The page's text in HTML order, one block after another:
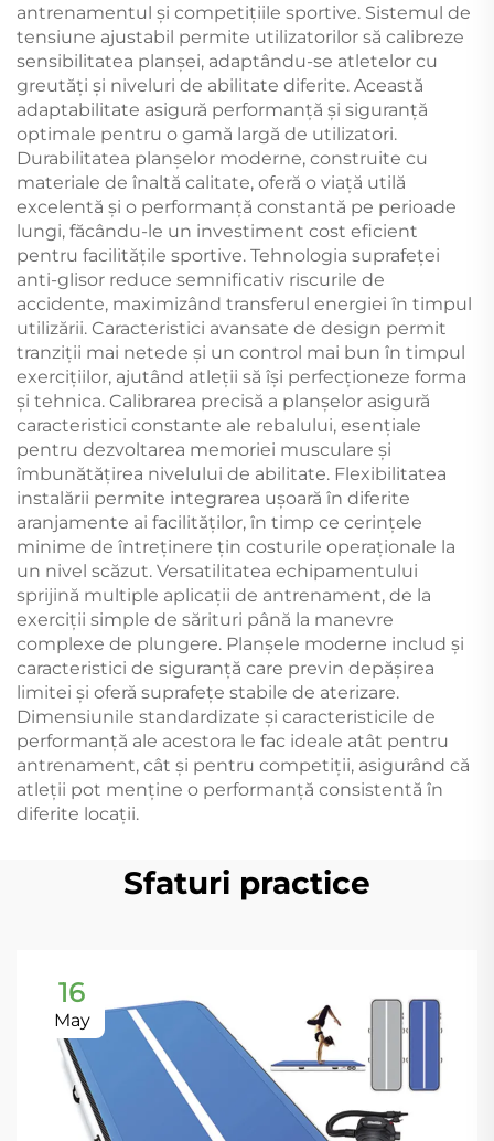
antrenamentul și competițiile sportive. Sistemul de
tensiune ajustabil permite utilizatorilor să calibreze
sensibilitatea planșei, adaptându-se atletelor cu
greutăți și niveluri de abilitate diferite. Această
adaptabilitate asigură performanță și siguranță
optimale pentru o gamă largă de utilizatori.
Durabilitatea planșelor moderne, construite cu
materiale de înaltă calitate, oferă o viață utilă
excelentă și o performanță constantă pe perioade
lungi, făcându-le un investiment cost eficient
pentru facilitățile sportive. Tehnologia suprafeței
anti-glisor reduce semnificativ riscurile de
accidente, maximizând transferul energiei în timpul
utilizării. Caracteristici avansate de design permit
tranziții mai netede și un control mai bun în timpul
exercițiilor, ajutând atleții să își perfecționeze forma
și tehnica. Calibrarea precisă a planșelor asigură
caracteristici constante ale rebalului, esențiale
pentru dezvoltarea memoriei musculare și
îmbunătățirea nivelului de abilitate. Flexibilitatea
instalării permite integrarea ușoară în diferite
aranjamente ai facilităților, în timp ce cerințele
minime de întreținere țin costurile operaționale la
un nivel scăzut. Versatilitatea echipamentului
sprijină multiple aplicații de antrenament, de la
exerciții simple de sărituri până la manevre
complexe de plungere. Planșele moderne includ și
caracteristici de siguranță care previn depășirea
limitei și oferă suprafețe stabile de aterizare.
Dimensiunile standardizate și caracteristicile de
performanță ale acestora le fac ideale atât pentru
antrenament, cât și pentru competiții, asigurând că
atleții pot menține o performanță consistentă în
diferite locații.
Sfaturi practice
16
May